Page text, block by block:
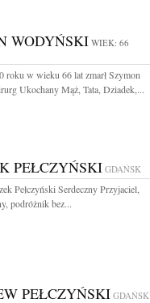
WODYŃSKI WIEK: 66
roku w wieku 66 lat zmarł Szymon
Ukochany Mąż, Tata, Dziadek,...
PEŁCZYŃSKI GDAŃSK
Pełczyński Serdeczny Przyjaciel,
podróżnik bez...
PEŁCZYŃSKI GDAŃSK